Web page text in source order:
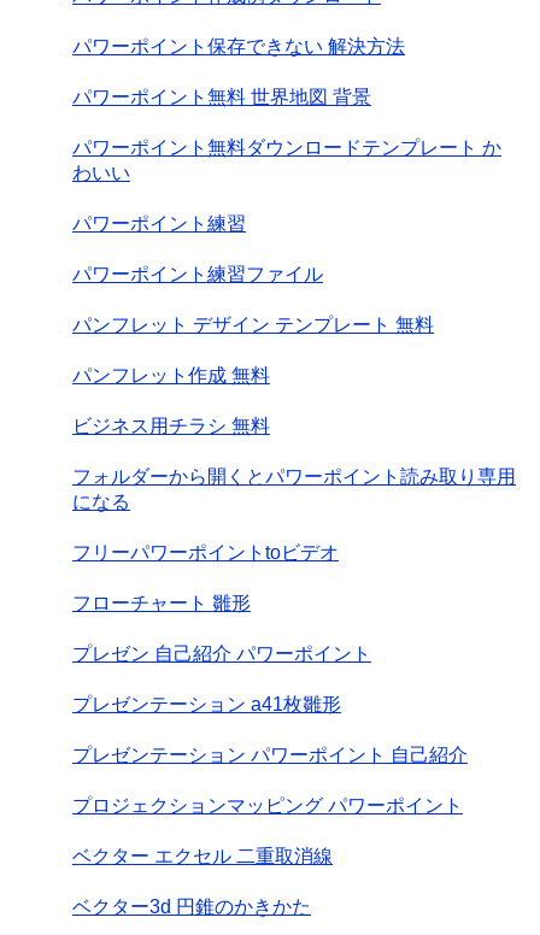
パワーポイント保存できない 解決方法
パワーポイント無料 世界地図 背景
パワーポイント無料ダウンロードテンプレート か
わいい
パワーポイント練習
パワーポイント練習ファイル
パンフレット デザイン テンプレート 無料
パンフレット作成 無料
ビジネス用チラシ 無料
フォルダーから開くとパワーポイント読み取り専用
になる
フリーパワーポイントtoビデオ
フローチャート 雛形
プレゼン 自己紹介 パワーポイント
プレゼンテーション a41枚雛形
プレゼンテーション パワーポイント 自己紹介
プロジェクションマッピング パワーポイント
ベクター エクセル 二重取消線
ベクター3d 円錐のかきかた